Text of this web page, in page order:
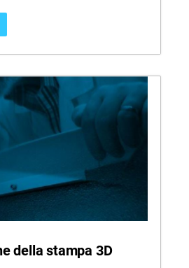
della stampa 3D